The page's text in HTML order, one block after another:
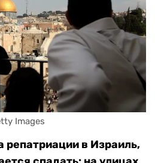
Images
репатриации в Израиль,